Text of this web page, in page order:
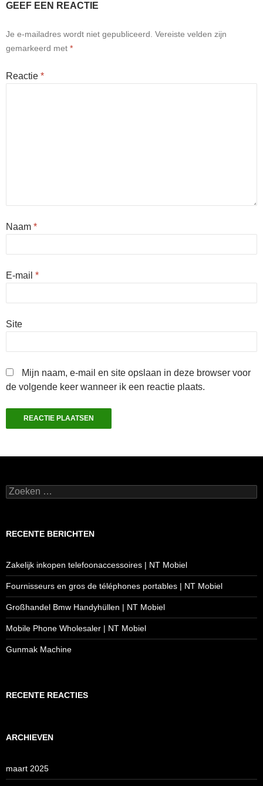
GEEF EEN REACTIE
Je e-mailadres wordt niet gepubliceerd. Vereiste velden zijn
gemarkeerd met *
Reactie *
Naam *
E-mail *
Site
Mijn naam, e-mail en site opslaan in deze browser voor
de volgende keer wanneer ik een reactie plaats.
Zoeken
naar:
RECENTE BERICHTEN
Zakelijk inkopen telefoonaccessoires | NT Mobiel
Fournisseurs en gros de téléphones portables | NT Mobiel
Großhandel Bmw Handyhüllen | NT Mobiel
Mobile Phone Wholesaler | NT Mobiel
Gunmak Machine
RECENTE REACTIES
ARCHIEVEN
maart 2025